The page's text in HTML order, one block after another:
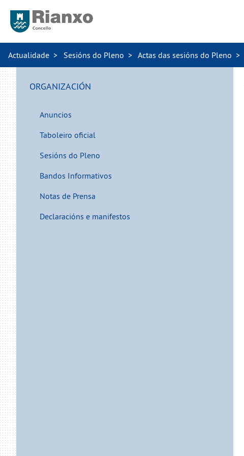
Actualidade Sesións do Pleno Actas das sesións do Pleno
ORGANIZACIÓN
Anuncios
Taboleiro oficial
Sesións do Pleno
Bandos Informativos
Notas de Prensa
Declaracións e manifestos